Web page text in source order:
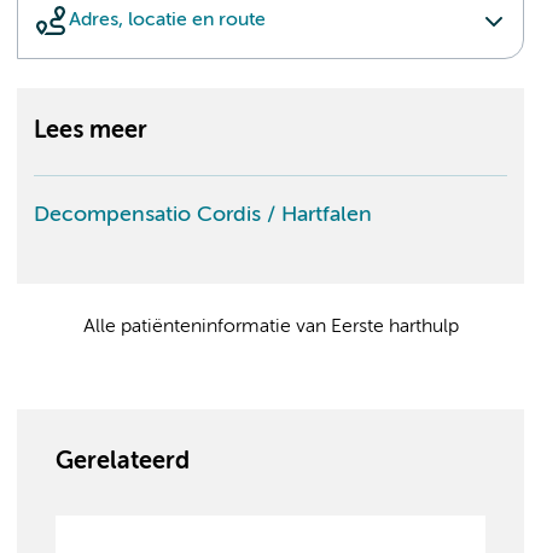
Adres, locatie en route
Lees meer
Decompensatio Cordis / Hartfalen
Alle patiënteninformatie van Eerste harthulp
Gerelateerd